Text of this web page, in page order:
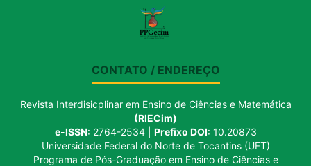
CONTATO / ENDEREÇO
Revista Interdisicplinar em Ensino de Ciências e Matemática
(RIECim)
e-ISSN: 2764-2534 | Prefixo DOI: 10.20873
Universidade Federal do Norte de Tocantins (UFT)
Programa de Pós-Graduação em Ensino de Ciências e